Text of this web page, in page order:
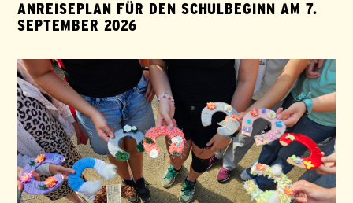
ANREISEPLAN FÜR DEN SCHULBEGINN AM 7.
SEPTEMBER 2026